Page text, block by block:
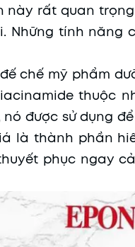
rất quan
Những tính
chế mỹ phẩm
thuộc
được sử dụng
là thành phần
phục ngay